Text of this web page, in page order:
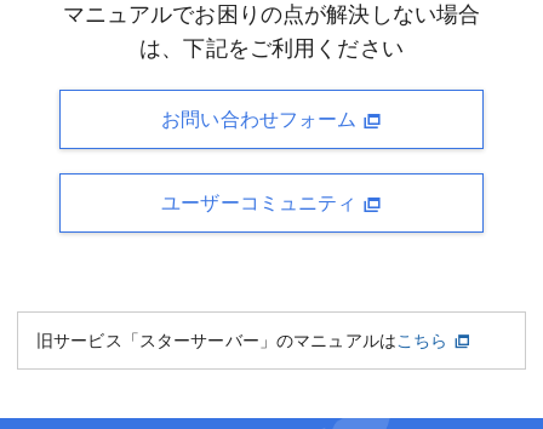
マニュアルでお困りの点が解決しない場合
は、下記をご利用ください
お問い合わせフォーム
ユーザーコミュニティ
旧サービス「スターサーバー」のマニュアルはこちら